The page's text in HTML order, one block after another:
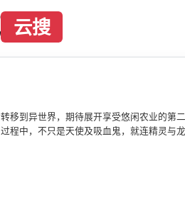
云搜
到异世界，期待展开享受悠闲农业的第
程中，不只是天使及吸血鬼，就连精灵与